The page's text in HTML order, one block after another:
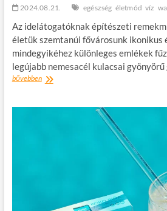
2024.08.21. egészség életmód víz
Az idelátogatóknak építészeti
életük szemtanúi fővárosunk ikonikus
mindegyikéhez különleges emlékek
legújabb nemesacél kulacsai
bővebbenBudapest,